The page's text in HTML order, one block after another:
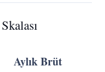
Aylık Brüt